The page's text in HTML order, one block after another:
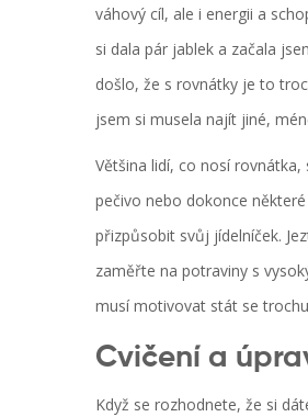
váhový cíl, ale i energii a
si dala pár jablek a začala
došlo, že s rovnátky je to
jsem si musela najít jiné,
Většina lidí, co nosí
pečivo nebo dokonce
přizpůsobit svůj jídelníček.
zaměřte na potraviny s
musí motivovat stát se
Cvičení a
Když se rozhodnete, že si